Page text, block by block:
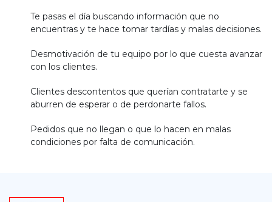
Te pasas el día buscando información que no
encuentras y te hace tomar tardías y malas decisiones.
Desmotivación de tu equipo por lo que cuesta avanzar
con los clientes.
Clientes descontentos que querían contratarte y se
aburren de esperar o de perdonarte fallos.
Pedidos que no llegan o que lo hacen en malas
condiciones por falta de comunicación.